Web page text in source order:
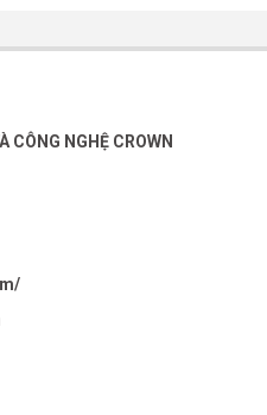
CÔNG NGHỆ CROWN